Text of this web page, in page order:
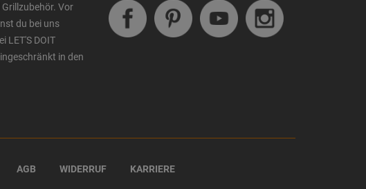
Vor
du bei uns
LET'S DOIT
in den
AGB WIDERRUF KARRIERE